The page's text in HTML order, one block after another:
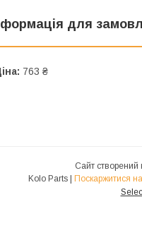
для
763 ₴
Сайт створений
Поскаржитися